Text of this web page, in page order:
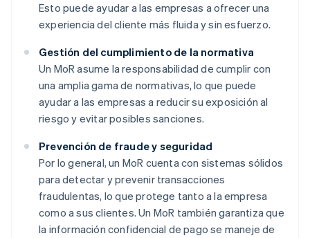
Esto puede ayudar a las empresas a ofrecer una
experiencia del cliente más fluida y sin esfuerzo.
Gestión del cumplimiento de la normativa
Un MoR asume la responsabilidad de cumplir con
una amplia gama de normativas, lo que puede
ayudar a las empresas a reducir su exposición al
riesgo y evitar posibles sanciones.
Prevención de fraude y seguridad
Por lo general, un MoR cuenta con sistemas sólidos
para detectar y prevenir transacciones
fraudulentas, lo que protege tanto a la empresa
como a sus clientes. Un MoR también garantiza que
la información confidencial de pago se maneje de